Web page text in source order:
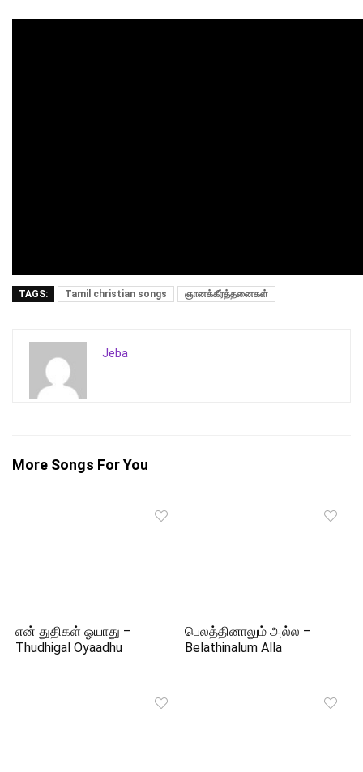
TAGS: Tamil christian songs ஞானக்கீர்த்தனைகள்
Jeba
More Songs For You
என் துதிகள் ஓயாது –
Thudhigal Oyaadhu
பெலத்தினாலும் அல்ல –
Belathinalum Alla